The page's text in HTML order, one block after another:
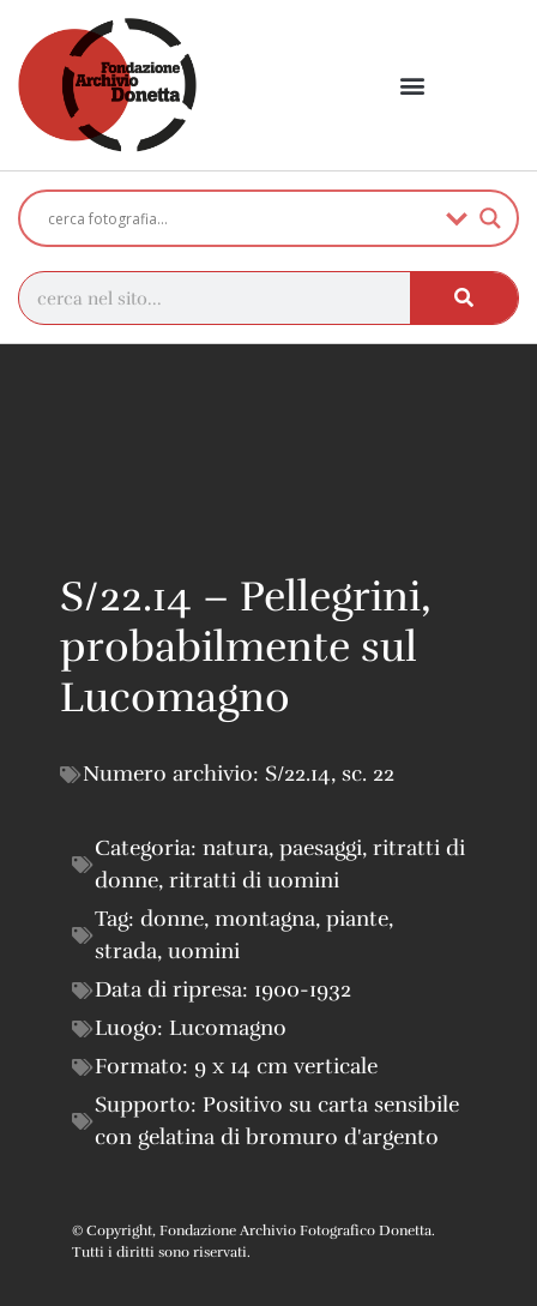
S/22.14 – Pellegrini,
probabilmente sul
Lucomagno
Numero archivio: S/22.14, sc. 22
Categoria: natura, paesaggi, ritratti di
donne, ritratti di uomini
Tag: donne, montagna, piante,
strada, uomini
Data di ripresa: 1900-1932
Luogo: Lucomagno
Formato: 9 x 14 cm verticale
Supporto: Positivo su carta sensibile
con gelatina di bromuro d'argento
© Copyright, Fondazione Archivio Fotografico Donetta.
Tutti i diritti sono riservati.